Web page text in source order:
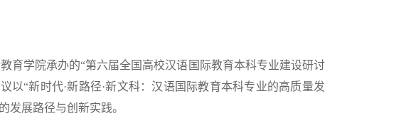
育学院承办的“第六届全国高校汉语国际教育本科专业建设研讨
“新时代·新路径·新文科：汉语国际教育本科专业的高质量发
发展路径与创新实践。